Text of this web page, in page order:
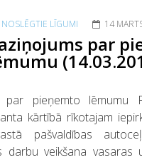
NOSLĒGTIE LĪGUMI 14
par
par pieņemto lēmumu
kārtībā rīkotajam
pašvaldības
darbu veikšana vasaras